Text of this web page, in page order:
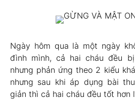
Ngày hôm qua là một ngày
đình mình, cả hai cháu đều
nhưng phản ứng theo 2 kiểu
nhưng sau khi áp dụng bài
giản thì cả hai cháu đều tốt hơn